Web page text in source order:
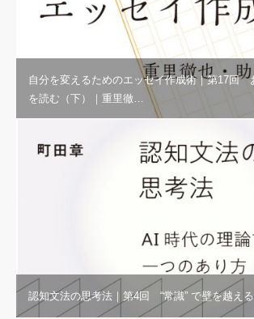
自分を変えるためのエッセイ作成術｜第17回
を読む（下）｜重里徹…
認知文法の思考法｜第4回 “常識” で壁を越え